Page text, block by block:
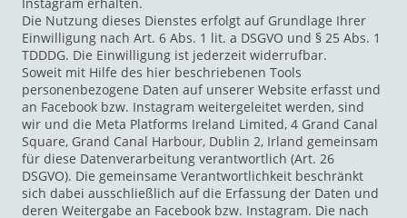
Die Nutzung dieses Dienstes erfolgt auf Grundlage Ihrer
Einwilligung nach Art. 6 Abs. 1 lit. a DSGVO und § 25 Abs. 1
TDDDG. Die Einwilligung ist jederzeit widerrufbar.
Soweit mit Hilfe des hier beschriebenen Tools
personenbezogene Daten auf unserer Website erfasst und
an Facebook bzw. Instagram weitergeleitet werden, sind
wir und die Meta Platforms Ireland Limited, 4 Grand Canal
Square, Grand Canal Harbour, Dublin 2, Irland gemeinsam
für diese Datenverarbeitung verantwortlich (Art. 26
DSGVO). Die gemeinsame Verantwortlichkeit beschränkt
sich dabei ausschließlich auf die Erfassung der Daten und
deren Weitergabe an Facebook bzw. Instagram. Die nach